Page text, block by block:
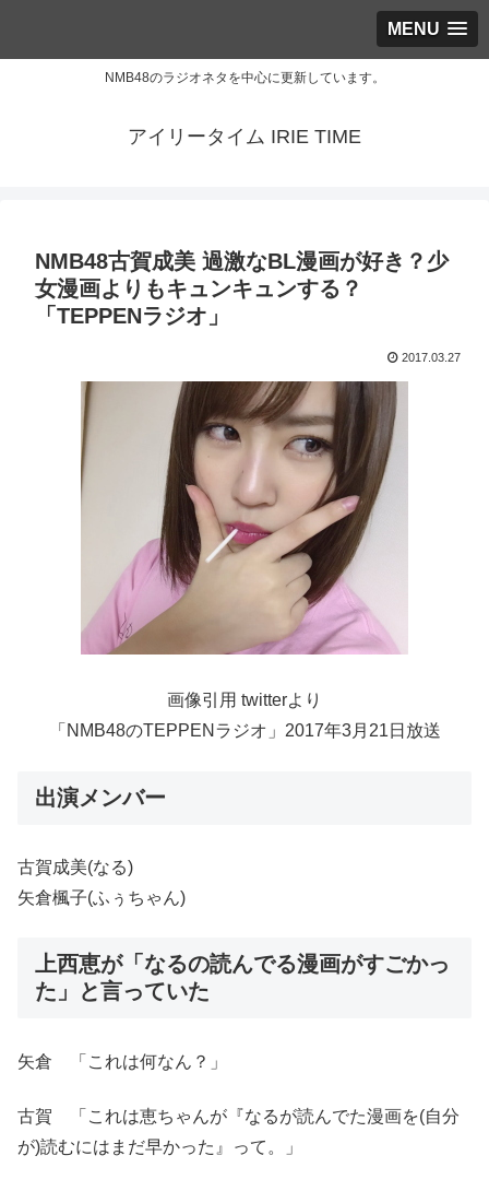
MENU
NMB48のラジオネタを中心に更新しています。
アイリータイム IRIE TIME
NMB48古賀成美 過激なBL漫画が好き？少
女漫画よりもキュンキュンする？
「TEPPENラジオ」
2017.03.27
画像引用 twitterより
「NMB48のTEPPENラジオ」2017年3月21日放送
出演メンバー
古賀成美(なる)
矢倉楓子(ふぅちゃん)
上西恵が「なるの読んでる漫画がすごかっ
た」と言っていた
矢倉 「これは何なん？」
古賀 「これは恵ちゃんが『なるが読んでた漫画を(自分
が)読むにはまだ早かった』って。」